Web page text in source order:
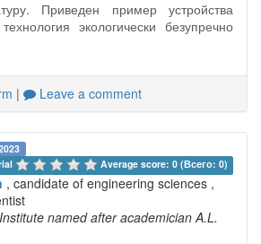
Приведен пример устройства
экологически безупречно
| Leave a comment
Average score: 0 (Всего: 0)
, candidate of engineering sciences ,
named after academician A.L.